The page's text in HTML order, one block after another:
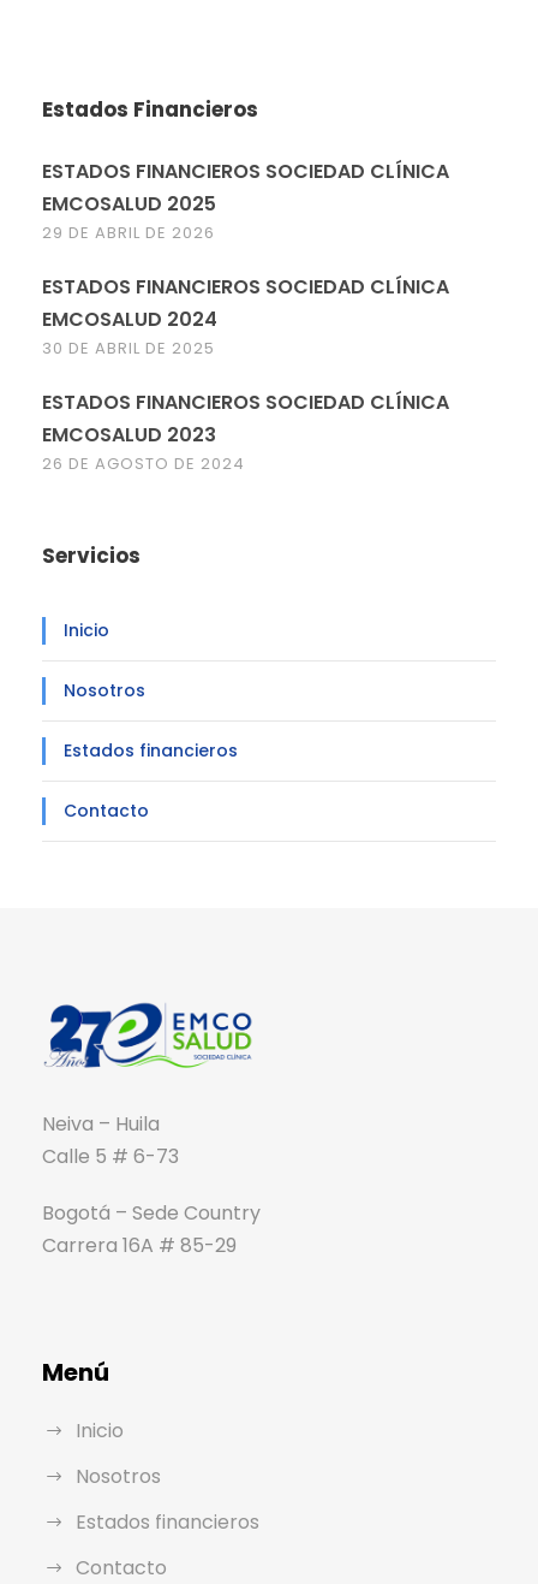
Estados Financieros
ESTADOS FINANCIEROS SOCIEDAD CLÍNICA
EMCOSALUD 2025
29 DE ABRIL DE 2026
ESTADOS FINANCIEROS SOCIEDAD CLÍNICA
EMCOSALUD 2024
30 DE ABRIL DE 2025
ESTADOS FINANCIEROS SOCIEDAD CLÍNICA
EMCOSALUD 2023
26 DE AGOSTO DE 2024
Servicios
Inicio
Nosotros
Estados financieros
Contacto
Neiva – Huila
Calle 5 # 6-73
Bogotá – Sede Country
Carrera 16A # 85-29
Menú
Inicio
Nosotros
Estados financieros
Contacto